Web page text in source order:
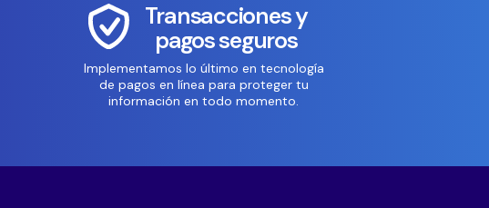
Transacciones y
pagos seguros
Implementamos lo último en tecnología
de pagos en línea para proteger tu
información en todo momento.